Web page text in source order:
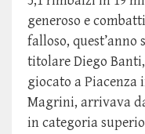
generoso e
falloso, quest’anno
titolare Diego
giocato a Piacenza
Magrini, arrivava
in categoria